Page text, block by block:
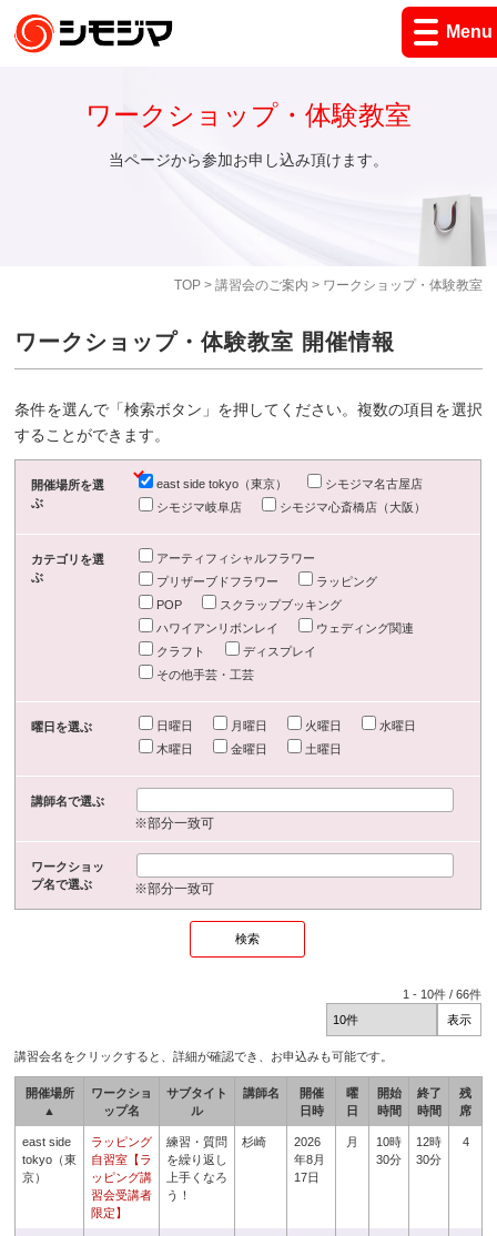
Menu
TOP> 講習会のご案内 > ワークショップ・体験教室
ワークショップ・体験教室
当ページから参加お申し込み頂けます。
ワークショップ・体験教室 開催情報
条件を選んで「検索ボタン」を押してください。複数の項目を選択
することができます。
開催場所を選
ぶ
east side tokyo（東京）
シモジマ名古屋店
シモジマ岐阜店
シモジマ心斎橋店（大阪）
カテゴリを選
ぶ
アーティフィシャルフラワー
プリザーブドフラワー
ラッピング
POP
スクラップブッキング
ハワイアンリボンレイ
ウェディング関連
クラフト
ディスプレイ
その他手芸・工芸
曜日を選ぶ 日曜日 月曜日 火曜日
水曜日
木曜日
金曜日 土曜日
講師名で選ぶ
※部分一致可
ワークショッ
プ名で選ぶ
※部分一致可
1 - 10件 /66件
講習会名をクリックすると、詳細が確認でき、お申込みも可能です。
開催場所
▲
ワークショ
ップ名
サブタイト
ル
講師名
開催
日時
曜
日
開始
時間
終了
時間
残
席
east side
tokyo（東
京）
ラッピング
自習室【ラ
ッピング講
習会受講者
限定】
練習・質問
を繰り返し
上手くなろ
う！
杉崎
2026
年8月
17日
月
10時
30分
12時
30分
4